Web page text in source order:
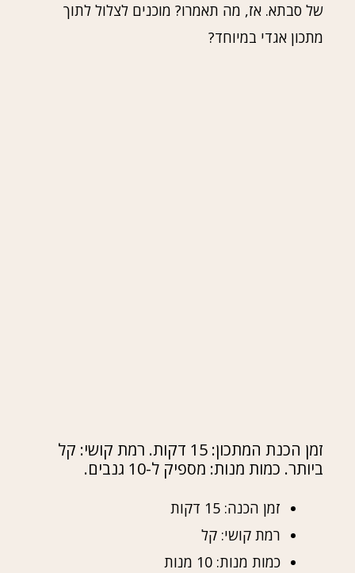
של סבתא. אז, מה תאמרו? מוכנים לצלול לתוך
מתכון אגדי במיוחד?
זמן הכנת המתכון: 15 דקות. רמת קושי: קל
ביותר. כמות מנות: מספיק ל-10 גנבים.
זמן הכנה: 15 דקות
רמת קושי: קל
כמות מנות: 10 מנות